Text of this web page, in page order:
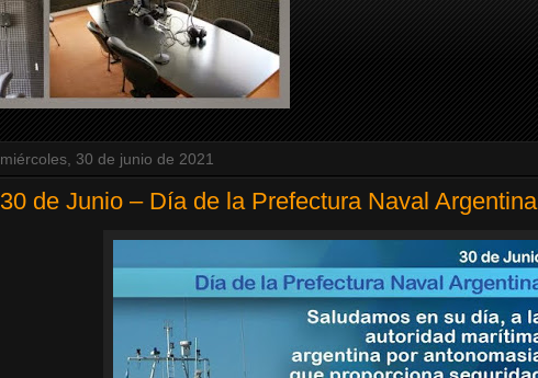
miércoles, 30 de junio de 2021
30 de Junio – Día de la Prefectura Naval Argentina